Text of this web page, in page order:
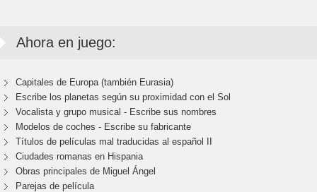
Ahora en juego:
Capitales de Europa (también Eurasia)
Escribe los planetas según su proximidad con el Sol
Vocalista y grupo musical - Escribe sus nombres
Modelos de coches - Escribe su fabricante
Títulos de películas mal traducidas al español II
Ciudades romanas en Hispania
Obras principales de Miguel Ángel
Parejas de película